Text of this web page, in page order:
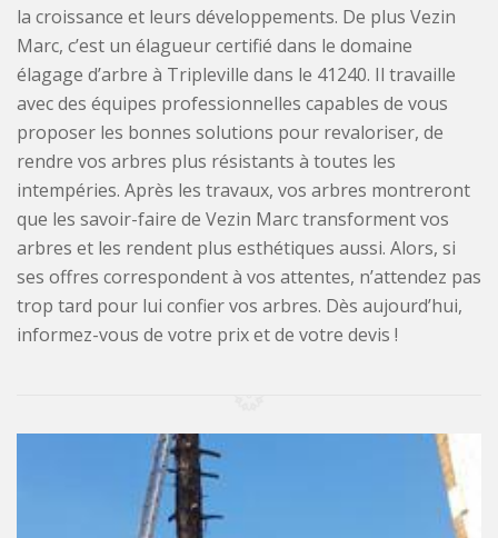
la croissance et leurs développements. De plus Vezin
Marc, c’est un élagueur certifié dans le domaine
élagage d’arbre à Tripleville dans le 41240. Il travaille
avec des équipes professionnelles capables de vous
proposer les bonnes solutions pour revaloriser, de
rendre vos arbres plus résistants à toutes les
intempéries. Après les travaux, vos arbres montreront
que les savoir-faire de Vezin Marc transforment vos
arbres et les rendent plus esthétiques aussi. Alors, si
ses offres correspondent à vos attentes, n’attendez pas
trop tard pour lui confier vos arbres. Dès aujourd’hui,
informez-vous de votre prix et de votre devis !